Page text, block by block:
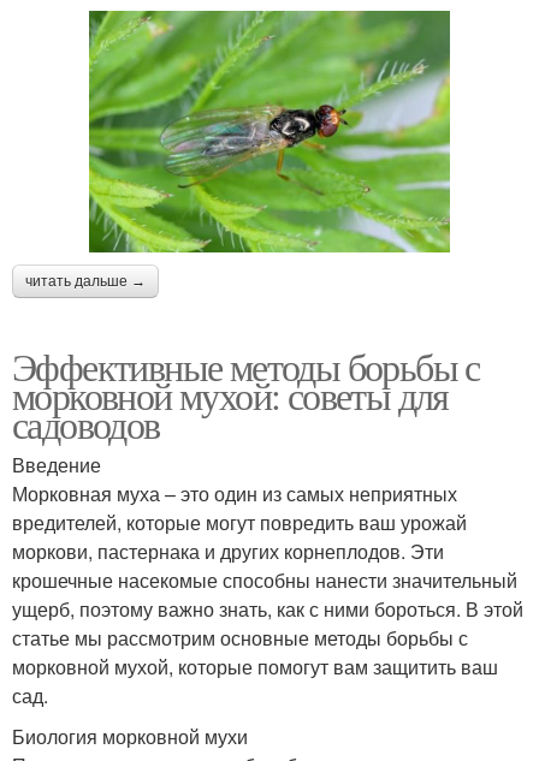
читать дальше →
Эффективные методы борьбы с
морковной мухой: советы для
садоводов
Введение
Морковная муха – это один из самых неприятных
вредителей, которые могут повредить ваш урожай
моркови, пастернака и других корнеплодов. Эти
крошечные насекомые способны нанести значительный
ущерб, поэтому важно знать, как с ними бороться. В этой
статье мы рассмотрим основные методы борьбы с
морковной мухой, которые помогут вам защитить ваш
сад.
Биология морковной мухи